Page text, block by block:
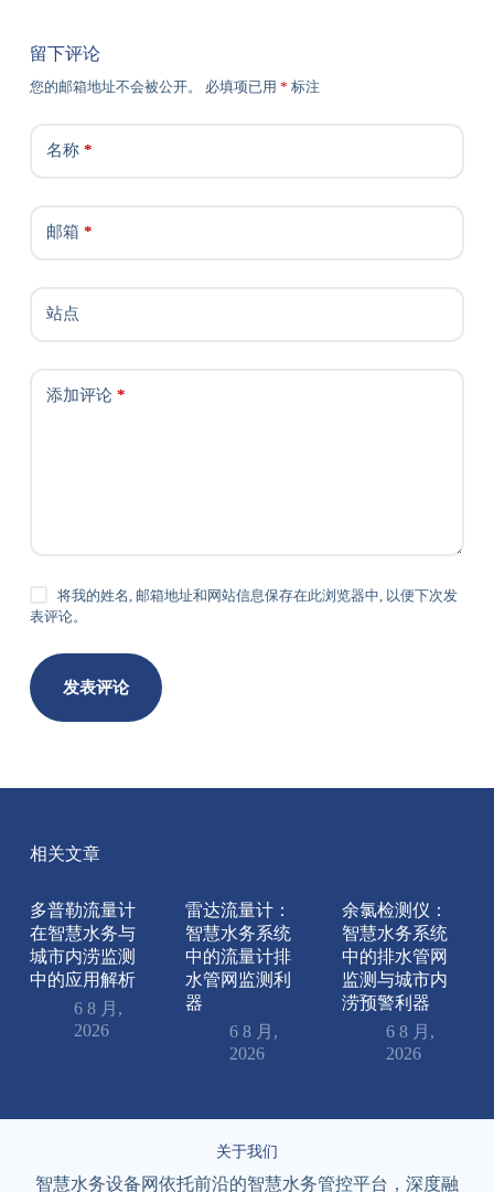
留下评论
您的邮箱地址不会被公开。 必填项已用 * 标注
名称*
邮箱 *
站点
添加评论*
将我的姓名, 邮箱地址和网站信息保存在此浏览器中, 以便下次发
表评论。
发表评论
相关文章
多普勒流量计
在智慧水务与
城市内涝监测
中的应用解析
6 8 月,
2026
雷达流量计：
智慧水务系统
中的流量计排
水管网监测利
器
6 8 月,
2026
余氯检测仪：
智慧水务系统
中的排水管网
监测与城市内
涝预警利器
6 8 月,
2026
关于我们
智慧水务设备网依托前沿的智慧水务管控平台，深度融